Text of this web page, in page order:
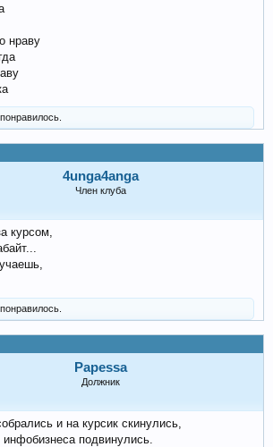
нраву
4unga4anga
Член клуба
курсом,
Papessa
Должник
и на курсик скинулись,
подвинулись.